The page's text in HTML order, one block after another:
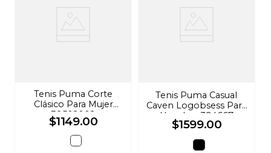
Tenis Puma Corte
Clásico Para Mujer
39502002
$1149.00
Tenis Puma Casual
Caven Logobsess Para
Hombre 394667
$1599.00